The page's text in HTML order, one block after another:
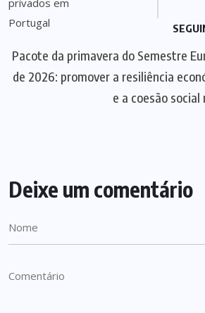
Pacote da primavera do Semestre
de 2026: promover a resiliência
e a coesão social
Deixe um comentário